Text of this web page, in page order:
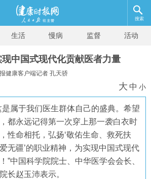
搜索
生活 慢病 监督 活动
中国式现代化贡献医者力量
健康客户端记者 孔天骄
大 中 小
是属于我们医生群体自己的盛典。希望
都永远记得第一次穿上那一袭白衣时
性命相托，弘扬‘敬佑生命、救死扶
无疆’的职业精神，为实现中国式现代
”中国科学院院士、中华医学会会长、
长赵玉沛表示。